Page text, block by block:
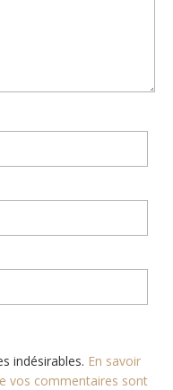
indésirables. En savoir
vos commentaires sont